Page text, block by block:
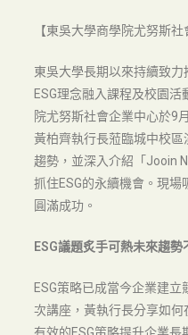
【東吳大學商學院尤努斯社
東吳大學長期以來持續致
ESG理念融入課程及校園
院尤努斯社會企業中心於9
黃柏齊執行長蒞臨城中校區
趨勢，並深入介紹「Jooin
抓住ESG的永續機會。現
圓滿成功。
ESG議題炙手可熱未來趨勢
ESG策略已成當今企業建
次講座，黃執行長分享如